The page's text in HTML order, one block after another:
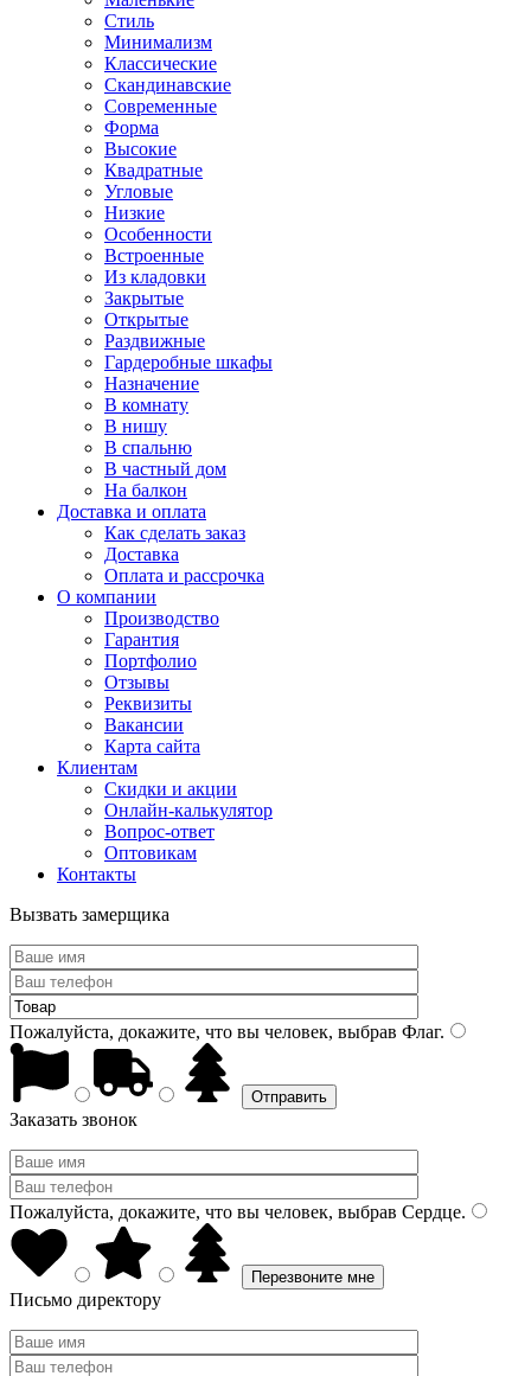
Стиль
Минимализм
Классические
Скандинавские
Современные
Форма
Высокие
Квадратные
Угловые
Низкие
Особенности
Встроенные
Из кладовки
Закрытые
Открытые
Раздвижные
Гардеробные шкафы
Назначение
В комнату
В нишу
В спальню
В частный дом
На балкон
Доставка и оплата
Как сделать заказ
Доставка
Оплата и рассрочка
О компании
Производство
Гарантия
Портфолио
Отзывы
Реквизиты
Вакансии
Карта сайта
Клиентам
Скидки и акции
Онлайн-калькулятор
Вопрос-ответ
Оптовикам
Контакты
Вызвать замерщика
Пожалуйста, докажите, что вы человек, выбрав Флаг.
Заказать звонок
Пожалуйста, докажите, что вы человек, выбрав Сердце.
Письмо директору